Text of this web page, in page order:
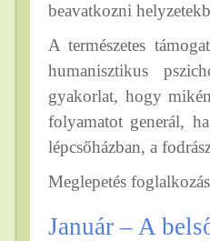
beavatkozni
A természetes
humanisztikus
gyakorlat, hogy
folyamatot generál,
lépcsőházban, a
Meglepetés
Január – A